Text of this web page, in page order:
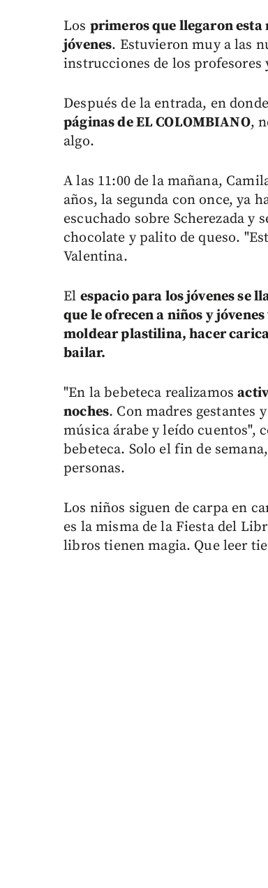
Los primeros que llegaron esta
jóvenes. Estuvieron muy a las
instrucciones de los profesores
Después de la entrada, en
páginas de EL COLOMBIANO,
algo.
A las 11:00 de la mañana,
años, la segunda con once, ya
escuchado sobre Scherezada y
chocolate y palito de queso.
Valentina.
El espacio para los jóvenes se
que le ofrecen a niños y
moldear plastilina, hacer
bailar.
"En la bebeteca realizamos
noches. Con madres gestantes
música árabe y leído cuentos",
bebeteca. Solo el fin de
personas.
Los niños siguen de carpa en
es la misma de la Fiesta del
libros tienen magia. Que leer